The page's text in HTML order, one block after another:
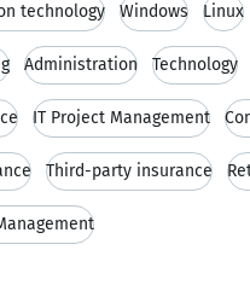
technology Windows Linux
Administration Technology
IT Project Management
Third-party insurance